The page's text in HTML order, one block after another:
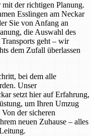
der richtigen Planung.
Esslingen am Neckar
Sie von Anfang an
die Auswahl des
geht – wir
dem Zufall überlassen
bei dem alle
Unser
setzt hier auf Erfahrung,
um Ihren Umzug
der sicheren
neuen Zuhause – alles